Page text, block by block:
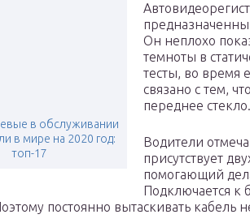
в обслуживании
в мире на 2020 год:
топ-17
Он неплохо
темноты в
тесты, во время
связано с тем,
переднее стекло.
Водители
присутствует
помогающий
Подключается к
постоянно вытаскивать кабель